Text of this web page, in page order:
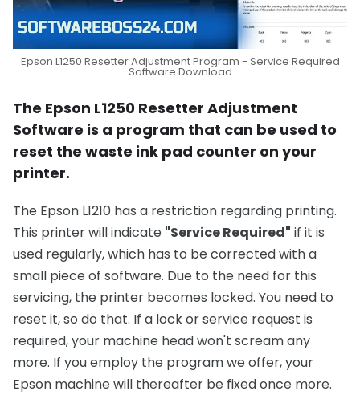
Epson L1250 Resetter Adjustment Program - Service Required
Software Download
The Epson L1250 Resetter Adjustment
Software is a program that can be used to
reset the waste ink pad counter on your
printer.
The Epson L1210 has a restriction regarding printing.
This printer will indicate "Service Required" if it is
used regularly, which has to be corrected with a
small piece of software. Due to the need for this
servicing, the printer becomes locked. You need to
reset it, so do that. If a lock or service request is
required, your machine head won't scream any
more. If you employ the program we offer, your
Epson machine will thereafter be fixed once more.